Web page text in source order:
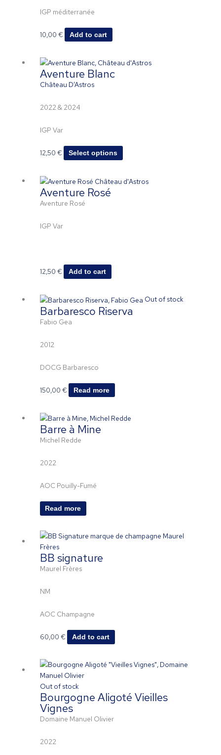
IGP méditerranée
10,00€ Add to cart
Aventure Blanc
Château D’Astros
2022 & 2024
IGP Var
12,50€ Select options
This
be
chosen
the
Aventure Rosé
Aventure Rosé
IGP Var
12,50€ Add to cart
Out of stock
Barbaresco Riserva
Fabio Gea
2012
DOCG Barbaresco
150,00€ Read more
Barre à Mine
Michel Redde
2022
AOC Pouilly-Fumé
Read more
BB signature
Maurel Frères
NM
AOC Champagne
60,00€ Add to cart
Out of stock
Bourgogne Aligoté Vieilles
Vignes
Domaine Manuel Olivier
2022